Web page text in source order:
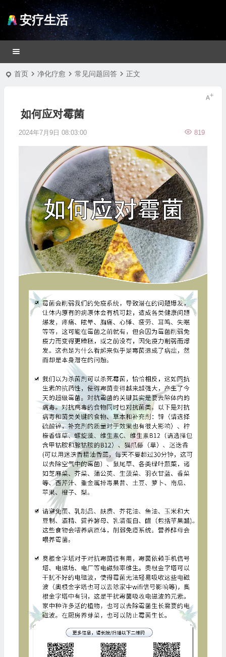
安疗生活
首页 净化疗愈 常见问题回答 正文
如何应对霉菌
2024年7月9日 08:03:00 819